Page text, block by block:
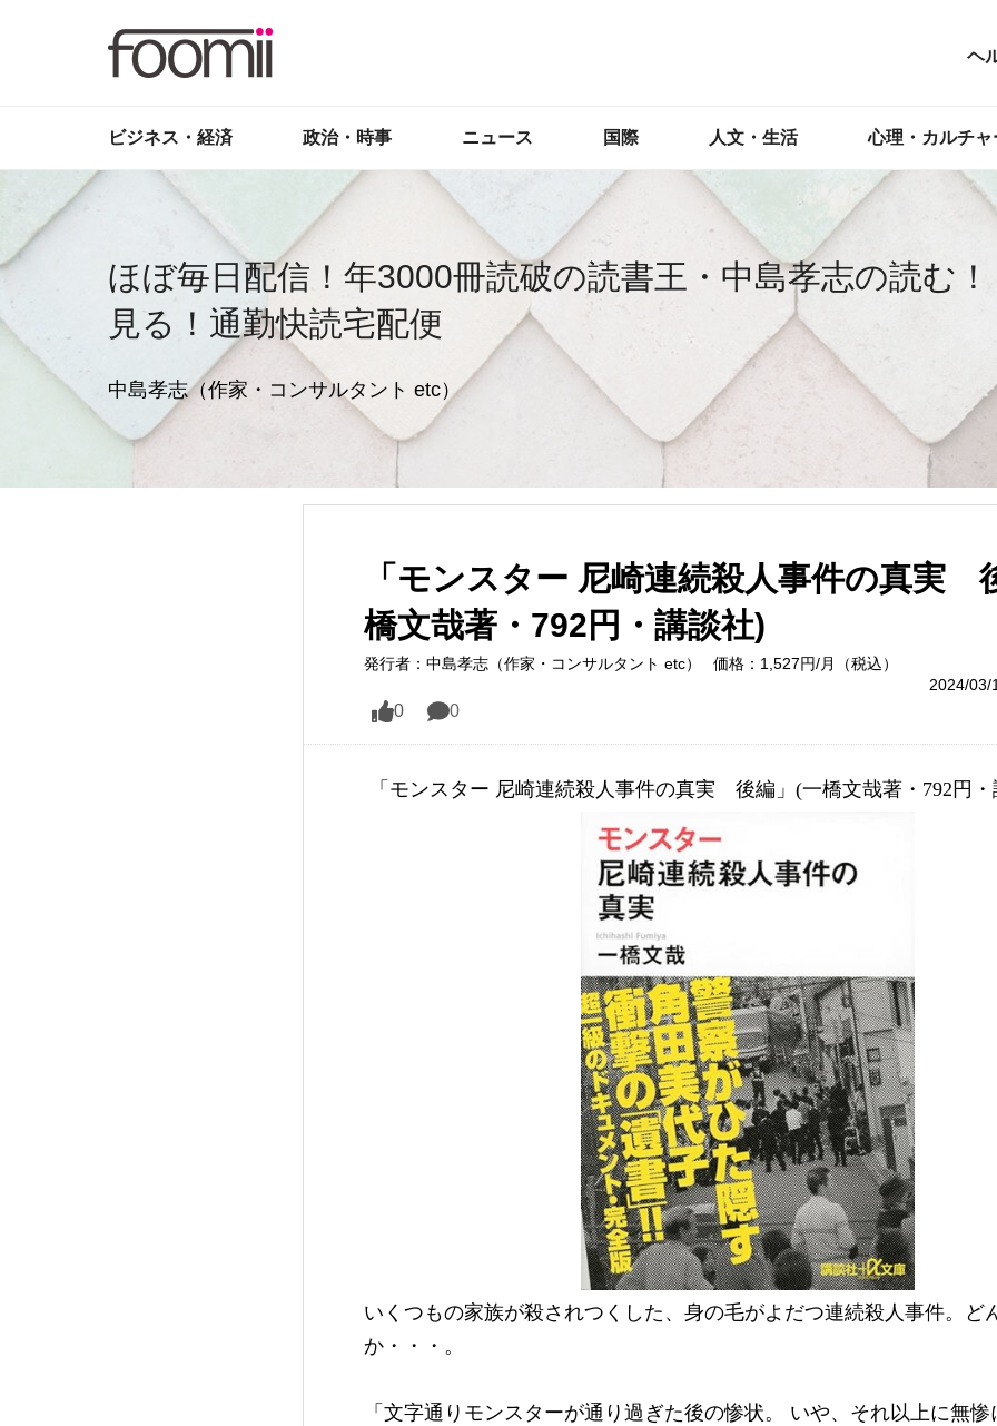
ヘ
ビジネス・経済 政治・時事 ニュース 国際 人文・生活 心理・カルチャ
ほぼ毎日配信！年3000冊読破の読書王・中島孝志の読む！
見る！通勤快読宅配便
中島孝志（作家・コンサルタント etc）
「モンスター 尼崎連続殺人事件の真実
橋文哉著・792円・講談社)
発行者：中島孝志（作家・コンサルタント etc）
価格：1,527円/月（税込）
2024/03/
0 0
「モンスター 尼崎連続殺人事件の真実　後編」(一橋文哉著・792円
いくつもの家族が殺されつくした、身の毛がよだつ連続殺人事件。ど
か・・・。
「文字通りモンスターが通り過ぎた後の惨状。 いや、それ以上に無